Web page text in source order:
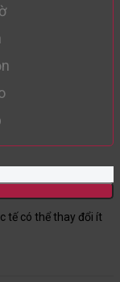
tế có thể thay đổi ít